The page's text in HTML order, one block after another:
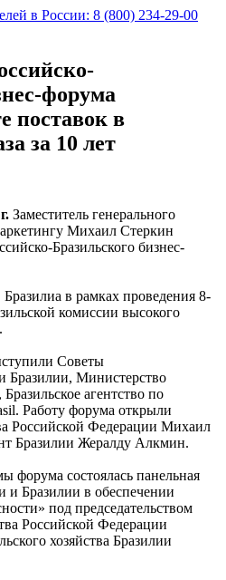
в России: 8 (800) 234-29-00
форума
поставок в
за 10 лет
Заместитель генерального
Михаил Стеркин
Бразильского бизнес-
Бразилиа в рамках проведения 8-
комиссии высокого
Советы
Бразилии, Министерство
агентство по
Работу форума открыли
Российской Федерации Михаил
Бразилии Жералду Алкмин.
форума состоялась панельная
и Бразилии в обеспечении
под председательством
Российской Федерации
хозяйства Бразилии